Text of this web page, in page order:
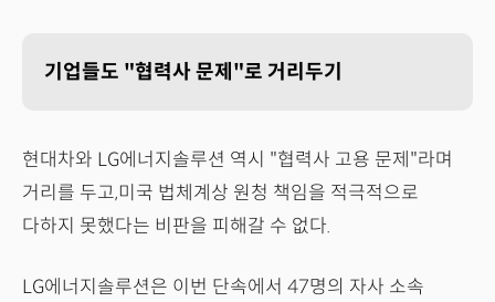
기업들도 "협력사 문제"로 거리두기
현대차와 LG에너지솔루션 역시 "협력사 고용 문제"라며
거리를 두고,미국 법체계상 원청 책임을 적극적으로
다하지 못했다는 비판을 피해갈 수 없다.
LG에너지솔루션은 이번 단속에서 47명의 자사 소속